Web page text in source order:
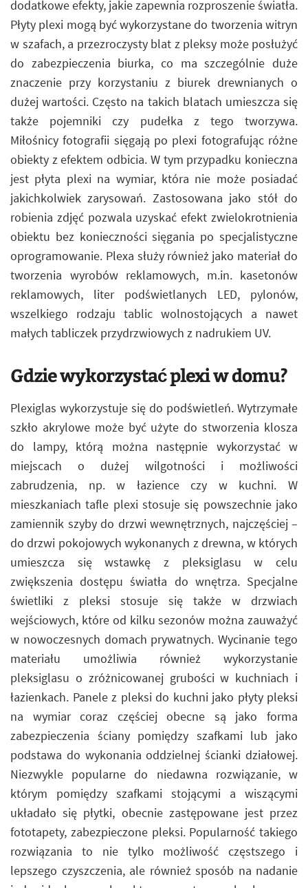
dodatkowe efekty, jakie zapewnia rozproszenie światła.
Płyty plexi mogą być wykorzystane do tworzenia witryn
w szafach, a przezroczysty blat z pleksy może posłużyć
do zabezpieczenia biurka, co ma szczególnie duże
znaczenie przy korzystaniu z biurek drewnianych o
dużej wartości. Często na takich blatach umieszcza się
także pojemniki czy pudełka z tego tworzywa.
Miłośnicy fotografii sięgają po plexi fotografując różne
obiekty z efektem odbicia. W tym przypadku konieczna
jest płyta plexi na wymiar, która nie może posiadać
jakichkolwiek zarysowań. Zastosowana jako stół do
robienia zdjęć pozwala uzyskać efekt zwielokrotnienia
obiektu bez konieczności sięgania po specjalistyczne
oprogramowanie. Plexa służy również jako materiał do
tworzenia wyrobów reklamowych, m.in. kasetonów
reklamowych, liter podświetlanych LED, pylonów,
wszelkiego rodzaju tablic wolnostojących a nawet
małych tabliczek przydrzwiowych z nadrukiem UV.
Gdzie wykorzystać plexi w domu?
Plexiglas wykorzystuje się do podświetleń. Wytrzymałe
szkło akrylowe może być użyte do stworzenia klosza
do lampy, którą można następnie wykorzystać w
miejscach o dużej wilgotności i możliwości
zabrudzenia, np. w łazience czy w kuchni. W
mieszkaniach tafle plexi stosuje się powszechnie jako
zamiennik szyby do drzwi wewnętrznych, najczęściej –
do drzwi pokojowych wykonanych z drewna, w których
umieszcza się wstawkę z pleksiglasu w celu
zwiększenia dostępu światła do wnętrza. Specjalne
świetliki z pleksi stosuje się także w drzwiach
wejściowych, które od kilku sezonów można zauważyć
w nowoczesnych domach prywatnych. Wycinanie tego
materiału umożliwia również wykorzystanie
pleksiglasu o zróżnicowanej grubości w kuchniach i
łazienkach. Panele z pleksi do kuchni jako płyty pleksi
na wymiar coraz częściej obecne są jako forma
zabezpieczenia ściany pomiędzy szafkami lub jako
podstawa do wykonania oddzielnej ścianki działowej.
Niezwykle popularne do niedawna rozwiązanie, w
którym pomiędzy szafkami stojącymi a wiszącymi
układało się płytki, obecnie zastępowane jest przez
fototapety, zabezpieczone pleksi. Popularność takiego
rozwiązania to nie tylko możliwość częstszego i
lepszego czyszczenia, ale również sposób na nadanie